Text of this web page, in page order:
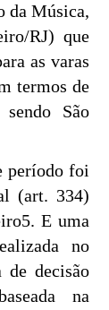
da Música,
RJ) que
as varas
termos de
São
período foi
(art. 334)
E uma
no
de decisão
na